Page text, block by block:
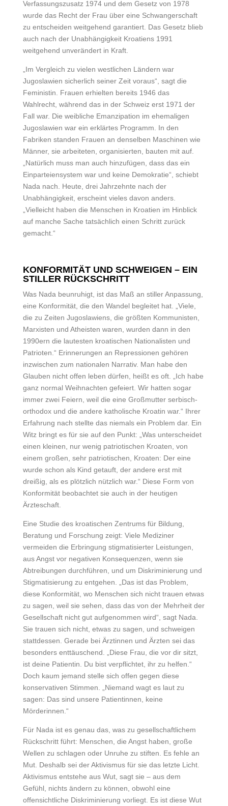
Verfassungszusatz 1974 und dem Gesetz von 1978
wurde das Recht der Frau über eine Schwangerschaft
zu entscheiden weitgehend garantiert. Das Gesetz blieb
auch nach der Unabhängigkeit Kroatiens 1991
weitgehend unverändert in Kraft.
„Im Vergleich zu vielen westlichen Ländern war
Jugoslawien sicherlich seiner Zeit voraus“, sagt die
Feministin. Frauen erhielten bereits 1946 das
Wahlrecht, während das in der Schweiz erst 1971 der
Fall war. Die weibliche Emanzipation im ehemaligen
Jugoslawien war ein erklärtes Programm. In den
Fabriken standen Frauen an denselben Maschinen wie
Männer, sie arbeiteten, organisierten, bauten mit auf.
„Natürlich muss man auch hinzufügen, dass das ein
Einparteiensystem war und keine Demokratie“, schiebt
Nada nach. Heute, drei Jahrzehnte nach der
Unabhängigkeit, erscheint vieles davon anders.
„Vielleicht haben die Menschen in Kroatien im Hinblick
auf manche Sache tatsächlich einen Schritt zurück
gemacht.“
KONFORMITÄT UND SCHWEIGEN – EIN
STILLER RÜCKSCHRITT
Was Nada beunruhigt, ist das Maß an stiller Anpassung,
eine Konformität, die den Wandel begleitet hat. „Viele,
die zu Zeiten Jugoslawiens, die größten Kommunisten,
Marxisten und Atheisten waren, wurden dann in den
1990ern die lautesten kroatischen Nationalisten und
Patrioten.“ Erinnerungen an Repressionen gehören
inzwischen zum nationalen Narrativ. Man habe den
Glauben nicht offen leben dürfen, heißt es oft. „Ich habe
ganz normal Weihnachten gefeiert. Wir hatten sogar
immer zwei Feiern, weil die eine Großmutter serbisch-
orthodox und die andere katholische Kroatin war.“ Ihrer
Erfahrung nach stellte das niemals ein Problem dar. Ein
Witz bringt es für sie auf den Punkt: „Was unterscheidet
einen kleinen, nur wenig patriotischen Kroaten, von
einem großen, sehr patriotischen, Kroaten: Der eine
wurde schon als Kind getauft, der andere erst mit
dreißig, als es plötzlich nützlich war.“ Diese Form von
Konformität beobachtet sie auch in der heutigen
Ärzteschaft.
Eine Studie des kroatischen Zentrums für Bildung,
Beratung und Forschung zeigt: Viele Mediziner
vermeiden die Erbringung stigmatisierter Leistungen,
aus Angst vor negativen Konsequenzen, wenn sie
Abtreibungen durchführen, und um Diskriminierung und
Stigmatisierung zu entgehen. „Das ist das Problem,
diese Konformität, wo Menschen sich nicht trauen etwas
zu sagen, weil sie sehen, dass das von der Mehrheit der
Gesellschaft nicht gut aufgenommen wird“, sagt Nada.
Sie trauen sich nicht, etwas zu sagen, und schweigen
stattdessen. Gerade bei Ärztinnen und Ärzten sei das
besonders enttäuschend. „Diese Frau, die vor dir sitzt,
ist deine Patientin. Du bist verpflichtet, ihr zu helfen.“
Doch kaum jemand stelle sich offen gegen diese
konservativen Stimmen. „Niemand wagt es laut zu
sagen: Das sind unsere Patientinnen, keine
Mörderinnen.“
Für Nada ist es genau das, was zu gesellschaftlichem
Rückschritt führt: Menschen, die Angst haben, große
Wellen zu schlagen oder Unruhe zu stiften. Es fehle an
Mut. Deshalb sei der Aktivismus für sie das letzte Licht.
Aktivismus entstehe aus Wut, sagt sie – aus dem
Gefühl, nichts ändern zu können, obwohl eine
offensichtliche Diskriminierung vorliegt. Es ist diese Wut